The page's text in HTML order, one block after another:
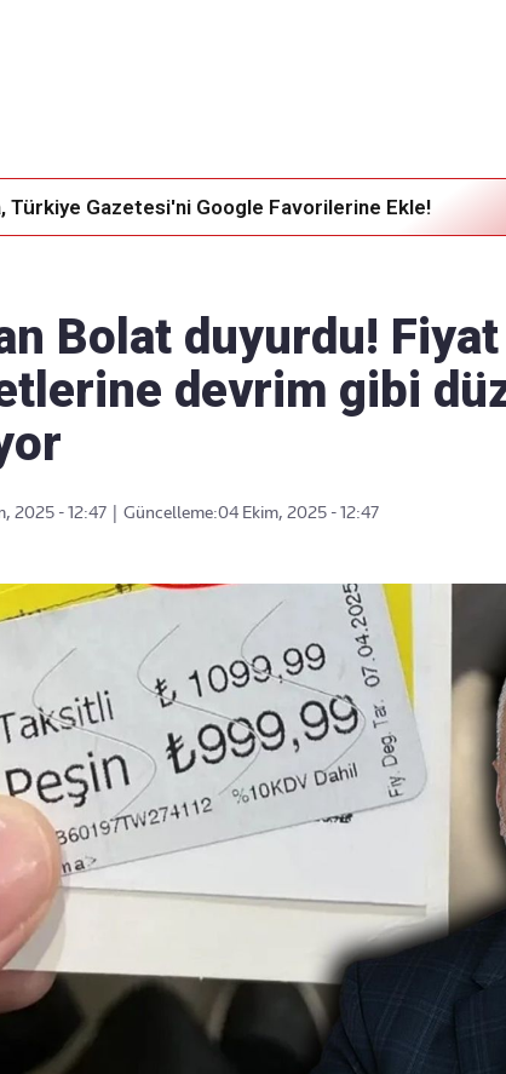
Türkiye Gazetesi'ni Google Favorilerine Ekle!
Bolat duyurdu! Fiyat
devrim gibi
2025 - 12:47 Güncelleme:04 Ekim, 2025 - 12:47